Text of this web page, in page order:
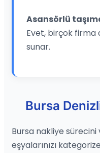
Asansörlü
Evet, birçok firma
sunar.
Bursa
Bursa nakliye
eşyalarınızı